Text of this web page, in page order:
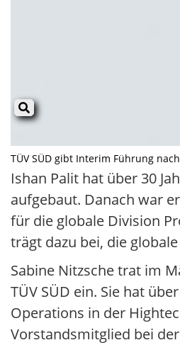
TÜV SÜD gibt Interim Führung
Ishan Palit hat über 30
aufgebaut. Danach war
für die globale Division
trägt dazu bei, die
Sabine Nitzsche trat im
TÜV SÜD ein. Sie hat
Operations in der
Vorstandsmitglied bei